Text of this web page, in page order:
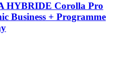
HYBRIDE Corolla Pro
Business + Programme